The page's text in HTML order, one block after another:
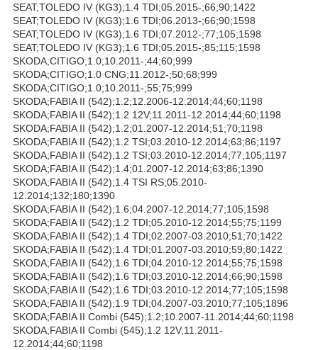
SEAT;TOLEDO IV (KG3);1.4 TDI;05.2015-;66;90;1422
SEAT;TOLEDO IV (KG3);1.6 TDI;06.2013-;66;90;1598
SEAT;TOLEDO IV (KG3);1.6 TDI;07.2012-;77;105;1598
SEAT;TOLEDO IV (KG3);1.6 TDI;05.2015-;85;115;1598
SKODA;CITIGO;1.0;10.2011-;44;60;999
SKODA;CITIGO;1.0 CNG;11.2012-;50;68;999
SKODA;CITIGO;1.0;10.2011-;55;75;999
SKODA;FABIA II (542);1.2;12.2006-12.2014;44;60;1198
SKODA;FABIA II (542);1.2 12V;11.2011-12.2014;44;60;1198
SKODA;FABIA II (542);1.2;01.2007-12.2014;51;70;1198
SKODA;FABIA II (542);1.2 TSI;03.2010-12.2014;63;86;1197
SKODA;FABIA II (542);1.2 TSI;03.2010-12.2014;77;105;1197
SKODA;FABIA II (542);1.4;01.2007-12.2014;63;86;1390
SKODA;FABIA II (542);1.4 TSI RS;05.2010-
12.2014;132;180;1390
SKODA;FABIA II (542);1.6;04.2007-12.2014;77;105;1598
SKODA;FABIA II (542);1.2 TDI;05.2010-12.2014;55;75;1199
SKODA;FABIA II (542);1.4 TDI;02.2007-03.2010;51;70;1422
SKODA;FABIA II (542);1.4 TDI;01.2007-03.2010;59;80;1422
SKODA;FABIA II (542);1.6 TDI;04.2010-12.2014;55;75;1598
SKODA;FABIA II (542);1.6 TDI;03.2010-12.2014;66;90;1598
SKODA;FABIA II (542);1.6 TDI;03.2010-12.2014;77;105;1598
SKODA;FABIA II (542);1.9 TDI;04.2007-03.2010;77;105;1896
SKODA;FABIA II Combi (545);1.2;10.2007-11.2014;44;60;1198
SKODA;FABIA II Combi (545);1.2 12V;11.2011-
12.2014;44;60;1198